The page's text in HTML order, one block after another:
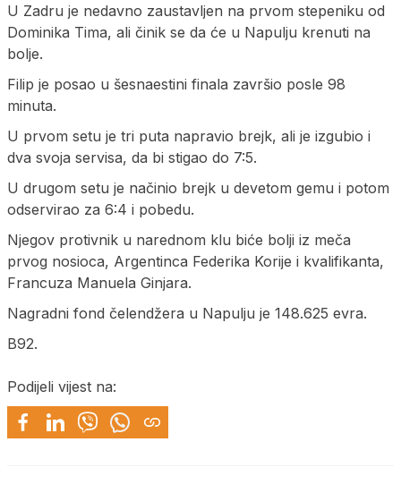
U Zadru je nedavno zaustavljen na prvom stepeniku od
Dominika Tima, ali činik se da će u Napulju krenuti na
bolje.
Filip je posao u šesnaestini finala završio posle 98
minuta.
U prvom setu je tri puta napravio brejk, ali je izgubio i
dva svoja servisa, da bi stigao do 7:5.
U drugom setu je načinio brejk u devetom gemu i potom
odservirao za 6:4 i pobedu.
Njegov protivnik u narednom klu biće bolji iz meča
prvog nosioca, Argentinca Federika Korije i kvalifikanta,
Francuza Manuela Ginjara.
Nagradni fond čelendžera u Napulju je 148.625 evra.
B92.
Podijeli vijest na: